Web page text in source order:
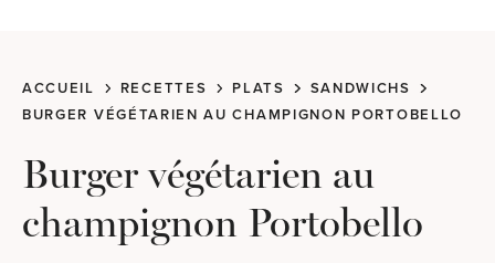
ACCUEIL RECETTES PLATS
SANDWICHS
BURGER VÉGÉTARIEN AU CHAMPIGNON PORTOBELLO
Burger végétarien au
champignon Portobello